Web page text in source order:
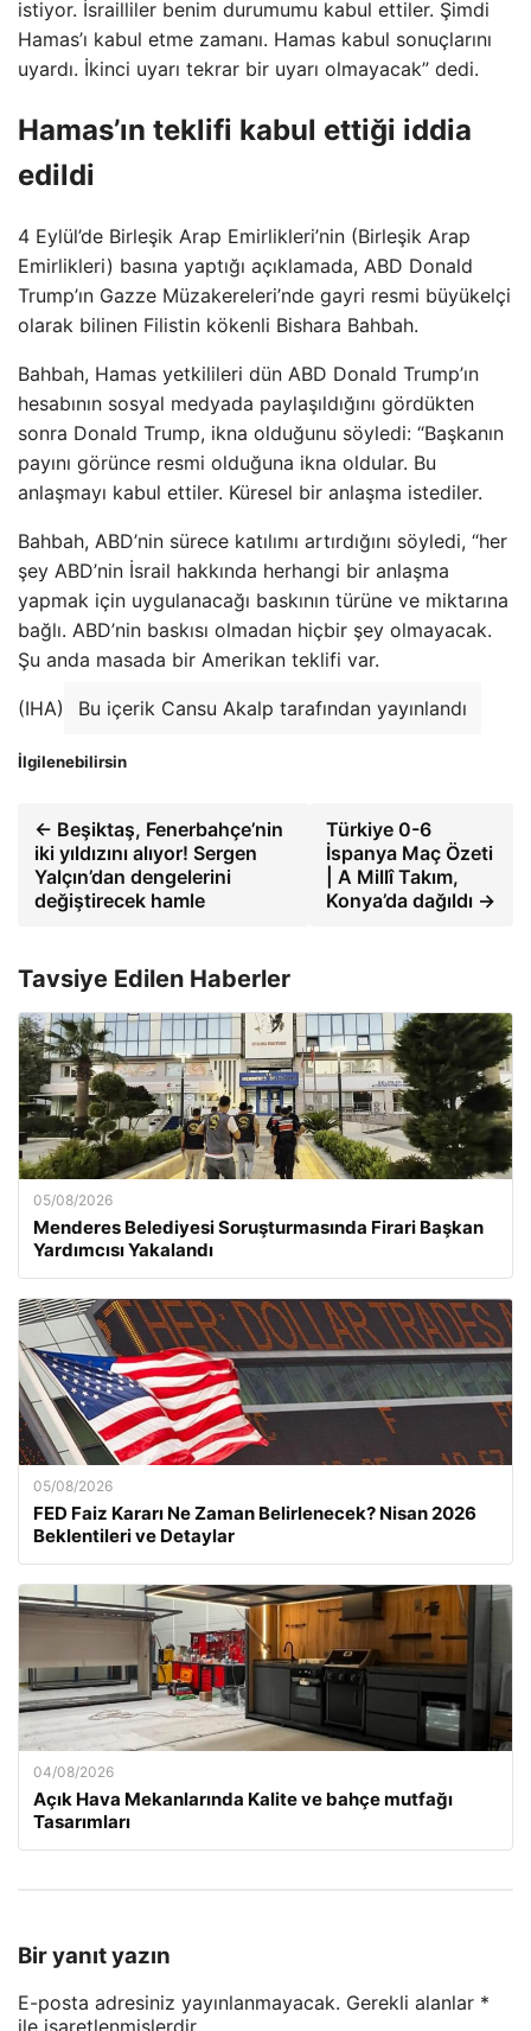
istiyor. İsrailliler benim durumumu kabul ettiler. Şimdi
Hamas’ı kabul etme zamanı. Hamas kabul sonuçlarını
uyardı. İkinci uyarı tekrar bir uyarı olmayacak” dedi.
Hamas’ın teklifi kabul ettiği iddia
edildi
4 Eylül’de Birleşik Arap Emirlikleri’nin (Birleşik Arap
Emirlikleri) basına yaptığı açıklamada, ABD Donald
Trump’ın Gazze Müzakereleri’nde gayri resmi büyükelçi
olarak bilinen Filistin kökenli Bishara Bahbah.
Bahbah, Hamas yetkilileri dün ABD Donald Trump’ın
hesabının sosyal medyada paylaşıldığını gördükten
sonra Donald Trump, ikna olduğunu söyledi: “Başkanın
payını görünce resmi olduğuna ikna oldular. Bu
anlaşmayı kabul ettiler. Küresel bir anlaşma istediler.
Bahbah, ABD’nin sürece katılımı artırdığını söyledi, “her
şey ABD’nin İsrail hakkında herhangi bir anlaşma
yapmak için uygulanacağı baskının türüne ve miktarına
bağlı. ABD’nin baskısı olmadan hiçbir şey olmayacak.
Şu anda masada bir Amerikan teklifi var.
(IHA) Bu içerik Cansu Akalp tarafından yayınlandı
İlgilenebilirsin
← Beşiktaş, Fenerbahçe’nin
iki yıldızını alıyor! Sergen
Yalçın’dan dengelerini
değiştirecek hamle
Türkiye 0-6
İspanya Maç Özeti
| A Millî Takım,
Konya’da dağıldı →
Tavsiye Edilen Haberler
05/08/2026
Menderes Belediyesi Soruşturmasında Firari Başkan
Yardımcısı Yakalandı
05/08/2026
FED Faiz Kararı Ne Zaman Belirlenecek? Nisan 2026
Beklentileri ve Detaylar
04/08/2026
Açık Hava Mekanlarında Kalite ve bahçe mutfağı
Tasarımları
Bir yanıt yazın
E-posta adresiniz yayınlanmayacak. Gerekli alanlar *